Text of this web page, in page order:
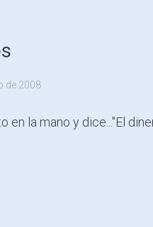
de 2008
en la mano y dice..."El